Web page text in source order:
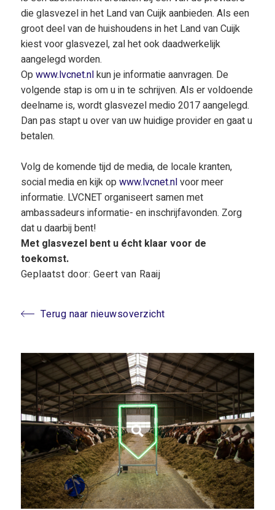
die glasvezel in het Land van Cuijk aanbieden. Als een
groot deel van de huishoudens in het Land van Cuijk
kiest voor glasvezel, zal het ook daadwerkelijk
aangelegd worden.
Opwww.lvcnet.nlkun je informatie aanvragen. De
volgende stap is om u in te schrijven. Als er voldoende
deelname is, wordt glasvezel medio 2017 aangelegd.
Dan pas stapt u over van uw huidige provider en gaat u
betalen.
Volg de komende tijd de media, de locale kranten,
social media en kijk opwww.lvcnet.nlvoor meer
informatie. LVCNET organiseert samen met
ambassadeurs informatie- en inschrijfavonden. Zorg
dat u daarbij bent!
Met glasvezel bent u écht klaar voor de
toekomst.
Geplaatst door: Geert van Raaij
Terug naar nieuwsoverzicht